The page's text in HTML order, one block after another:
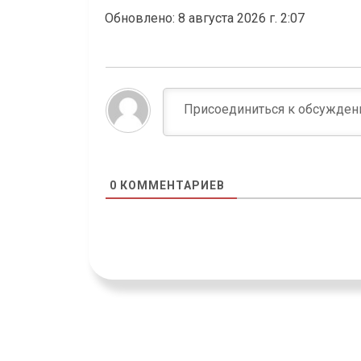
Обновлено: 8 августа 2026 г. 2:07
0 КОММЕНТАРИЕВ